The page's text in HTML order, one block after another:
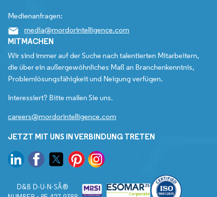
Medienanfragen:
media@mordorintelligence.com
MITMACHEN
Wir sind immer auf der Suche nach talentierten Mitarbeitern,
die über ein außergewöhnliches Maß an Branchenkenntnis,
Problemlösungsfähigkeit und Neigung verfügen.
Interessiert? Bitte mailen Sie uns.
careers@mordorintelligence.com
JETZT MIT UNS IN VERBINDUNG TRETEN
D&B D-U-N-SÂ®